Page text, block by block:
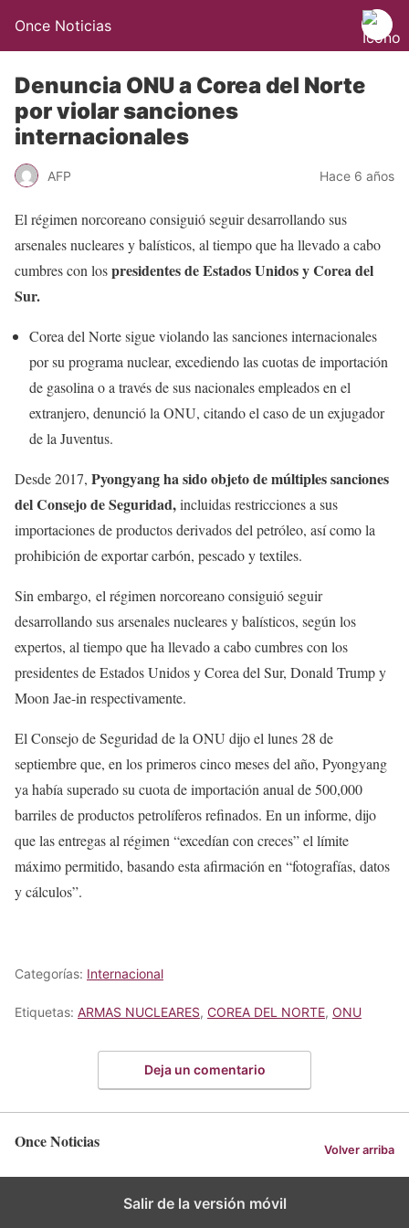
Once Noticias
Denuncia ONU a Corea del Norte
por violar sanciones
internacionales
AFP Hace 6 años
El régimen norcoreano consiguió seguir desarrollando sus
arsenales nucleares y balísticos, al tiempo que ha llevado a cabo
cumbres con lospresidentes de Estados Unidos y Corea del
Sur.
Corea del Norte sigue violando las sanciones internacionales
por su programa nuclear, excediendo las cuotas de importación
de gasolina o a través de sus nacionales empleados en el
extranjero, denunció la ONU, citando el caso de un exjugador
de la Juventus.
Desde 2017, Pyongyang ha sido objeto de múltiples sanciones
del Consejo de Seguridad,incluidas restricciones a sus
importaciones de productos derivados del petróleo, así como la
prohibición de exportar carbón, pescado y textiles.
Sin embargo, el régimen norcoreano consiguió seguir
desarrollando sus arsenales nucleares y balísticos, según los
expertos, al tiempo que ha llevado a cabo cumbres con los
presidentes de Estados Unidos y Corea del Sur, Donald Trump y
Moon Jae-in respectivamente.
El Consejo de Seguridad de la ONU dijo el lunes 28 de
septiembre que, en los primeros cinco meses del año, Pyongyang
ya había superado su cuota de importación anual de 500,000
barriles de productos petrolíferos refinados. En un informe, dijo
que las entregas al régimen “excedían con creces” el límite
máximo permitido, basando esta afirmación en “fotografías, datos
y cálculos”.
Categorías: Internacional
Etiquetas: ARMAS NUCLEARES, COREA DEL NORTE, ONU
Deja un comentario
Once Noticias Volver arriba
Salir de la versión móvil